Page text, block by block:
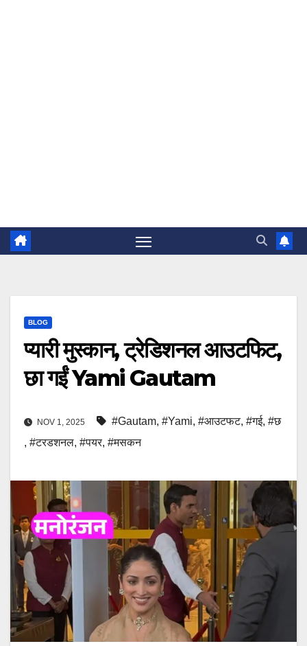
BLOG
प्यारी मुस्कान, ट्रेडिशनल आउटफिट,
छा गईं Yami Gautam
NOV 1, 2025 #Gautam, #Yami, #आउटफट, #गई, #छ
, #टरडशनल, #पयर, #मसकन